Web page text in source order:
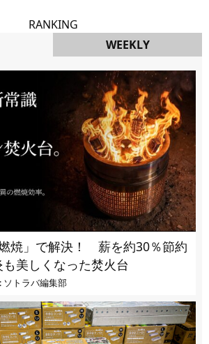
RANKING
WEEKLY
焼」で解決！ 薪を約30％節約
美しくなった焚火台
ソトラバ編集部